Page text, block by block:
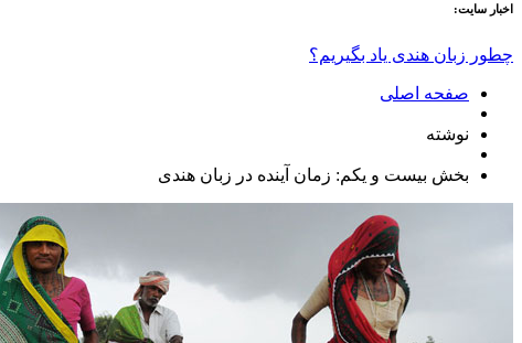
اخبار سایت:
چطور زبان هندی یاد بگیریم؟
صفحه اصلی
نوشته
بخش بیست و یکم: زمان آینده در زبان هندی